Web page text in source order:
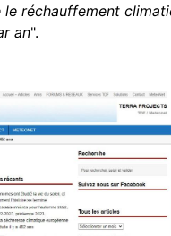
réchauffement
an".